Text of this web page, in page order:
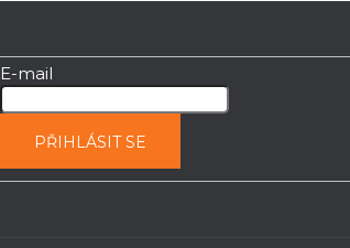
E-mail
PŘIHLÁSIT SE